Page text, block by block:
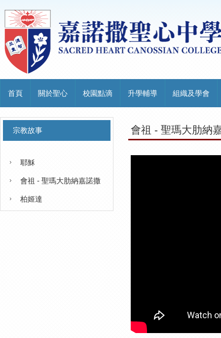
首頁 關於聖心 校園點滴 升學輔導 組織及學會
宗教故事
耶穌
會祖 - 聖瑪大肋納嘉諾撒
柏姬達
會祖 - 聖瑪大肋納